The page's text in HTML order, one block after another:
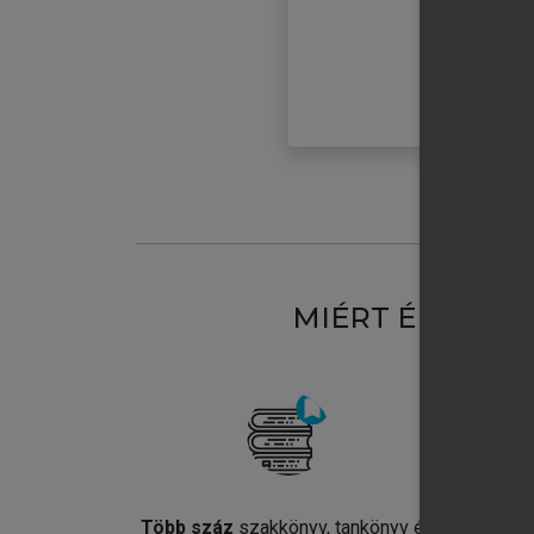
MIÉRT
Több száz szakkönyv, tankönyv és